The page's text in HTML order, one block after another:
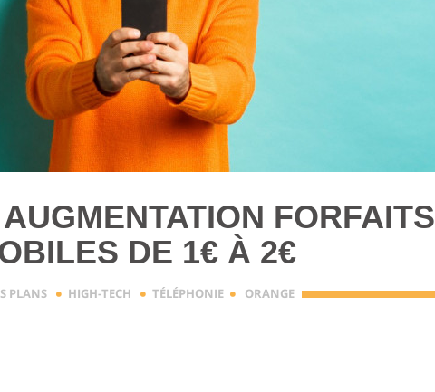
FORFAITS
DE 1€ À 2€
PLANS · HIGH-TECH · TÉLÉPHONIE · ORANGE